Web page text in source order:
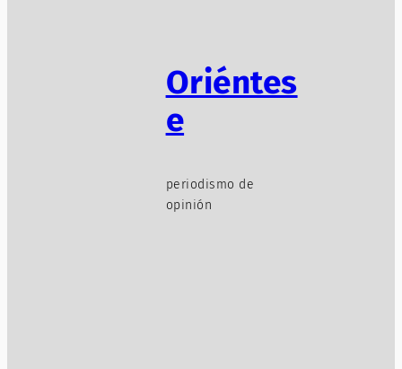
Oriéntes
e
periodismo de
opinión